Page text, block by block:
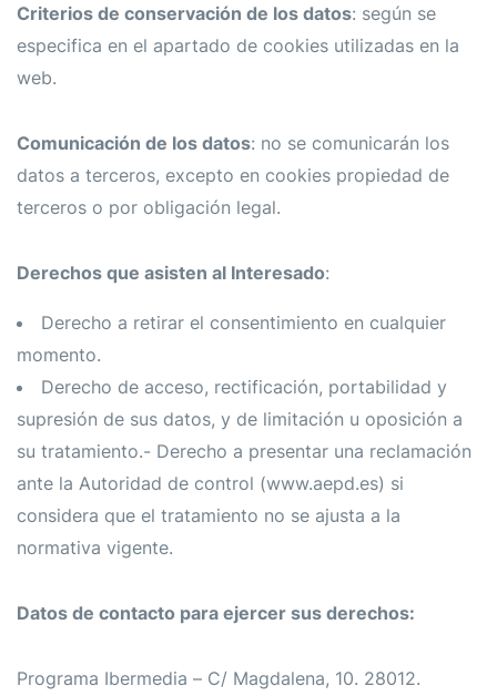
Criterios de conservación de los datos: según se
especifica en el apartado de cookies utilizadas en la
web.
Comunicación de los datos: no se comunicarán los
datos a terceros, excepto en cookies propiedad de
terceros o por obligación legal.
Derechos que asisten al Interesado:
Derecho a retirar el consentimiento en cualquier
momento.
Derecho de acceso, rectificación, portabilidad y
supresión de sus datos, y de limitación u oposición a
su tratamiento.- Derecho a presentar una reclamación
ante la Autoridad de control (www.aepd.es) si
considera que el tratamiento no se ajusta a la
normativa vigente.
Datos de contacto para ejercer sus derechos:
Programa Ibermedia – C/ Magdalena, 10. 28012.